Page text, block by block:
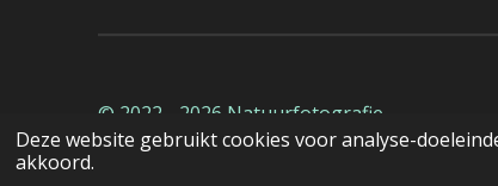
Deze website gebruikt cookies voor analyse-
akkoord.
© 2022 - 2026 Natuurfotografie